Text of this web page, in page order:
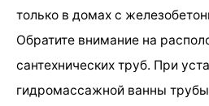
только в домах с
Обратите внимание на
сантехнических труб. При
гидромассажной ванны